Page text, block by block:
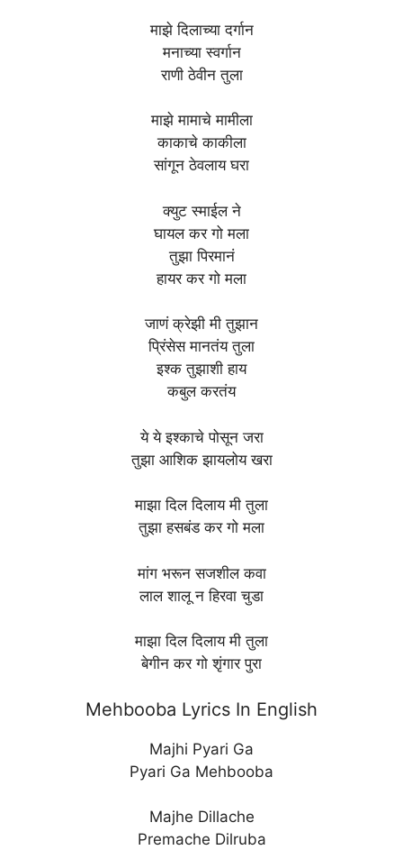
माझे दिलाच्या दर्गान
मनाच्या स्वर्गान
राणी ठेवीन तुला
माझे मामाचे मामीला
काकाचे काकीला
सांगून ठेवलाय घरा
क्युट स्माईल ने
घायल कर गो मला
तुझा पिरमानं
हायर कर गो मला
जाणं क्रेझी मी तुझान
प्रिंसेस मानतंय तुला
इश्क तुझाशी हाय
कबुल करतंय
ये ये इश्काचे पोसून जरा
तुझा आशिक झायलोय खरा
माझा दिल दिलाय मी तुला
तुझा हसबंड कर गो मला
मांग भरून सजशील कवा
लाल शालू न हिरवा चुडा
माझा दिल दिलाय मी तुला
बेगीन कर गो शृंगार पुरा
Mehbooba Lyrics In English
Majhi Pyari Ga
Pyari Ga Mehbooba
Majhe Dillache
Premache Dilruba